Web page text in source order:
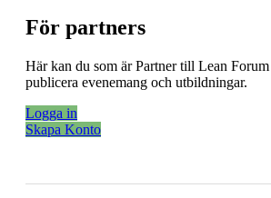
För partners
Här kan du som är Partner till Lean
publicera evenemang och utbildningar.
Logga in
Skapa Konto